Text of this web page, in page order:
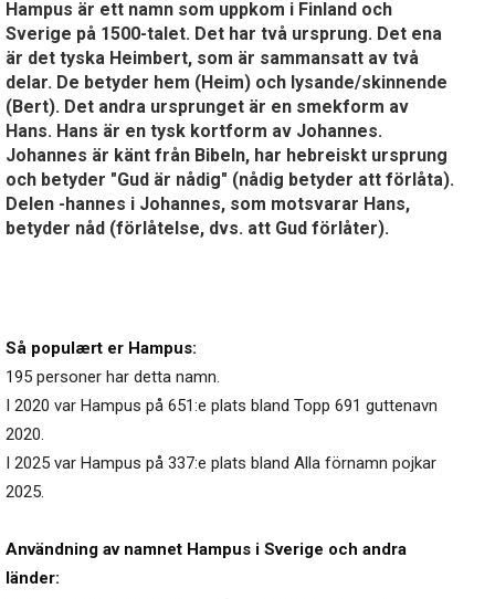
Hampus är ett namn som uppkom i Finland och
Sverige på 1500-talet. Det har två ursprung. Det ena
är det tyska Heimbert, som är sammansatt av två
delar. De betyder hem (Heim) och lysande/skinnende
(Bert). Det andra ursprunget är en smekform av
Hans. Hans är en tysk kortform av Johannes.
Johannes är känt från Bibeln, har hebreiskt ursprung
och betyder "Gud är nådig" (nådig betyder att förlåta).
Delen -hannes i Johannes, som motsvarar Hans,
betyder nåd (förlåtelse, dvs. att Gud förlåter).
Så populært er Hampus:
195 personer har detta namn.
I 2020 var Hampus på 651:e plats bland Topp 691 guttenavn
2020.
I 2025 var Hampus på 337:e plats bland Alla förnamn pojkar
2025.
Användning av namnet Hampus i Sverige och andra
länder: